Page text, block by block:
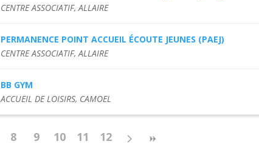
CENTRE ASSOCIATIF, ALLAIRE
PERMANENCE POINT ACCUEIL ÉCOUTE JEUNES (PAEJ)
CENTRE ASSOCIATIF, ALLAIRE
BB GYM
ACCUEIL DE LOISIRS, CAMOEL
8 9 10 11 12